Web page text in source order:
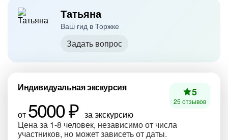
Татьяна
Ваш гид в Торжке
Задать вопрос
Индивидуальная экскурсия
от 5000 ₽ за экскурсию
Цена за 1-8 человек, независимо от числа
участников, но может зависеть от даты.
5
25 отзывов